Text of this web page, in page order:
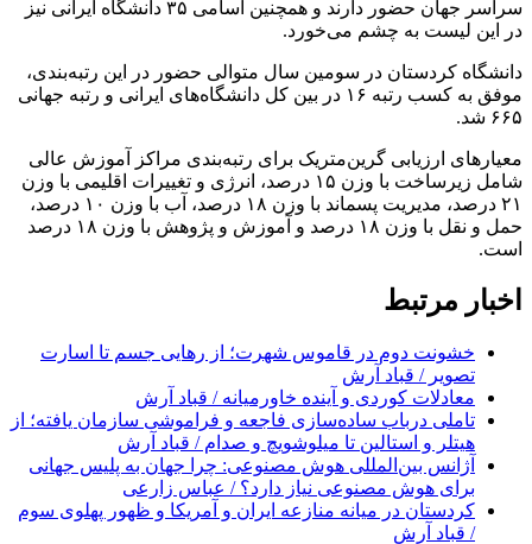
سراسر جهان حضور دارند و همچنین اسامی ۳۵ دانشگاه ایرانی نیز
در این لیست به چشم می‌خورد.
دانشگاه کردستان در سومین سال متوالی حضور در این رتبه‌بندی،
موفق به کسب رتبه ۱۶ در بین کل دانشگاه‌های ایرانی و رتبه جهانی
۶۶۵ شد.
معیارهای ارزیابی گرین‌متریک برای رتبه‌بندی مراکز آموزش عالی
شامل زیرساخت با وزن ۱۵ درصد، انرژی و تغییرات اقلیمی با وزن
۲۱ درصد، مدیریت پسماند با وزن ۱۸ درصد، آب با وزن ۱۰ درصد،
حمل و نقل با وزن ۱۸ درصد و آموزش و پژوهش با وزن ۱۸ درصد
است.
اخبار مرتبط
خشونت دوم در قاموس شهرت؛ از رهایی جسم تا اسارت
تصویر / قباد آرش
معادلات کوردی و آینده خاورمیانه / قباد آرش
تاملی درباب سادەسازی فاجعە و فراموشی سازمان یافتە؛ از
هیتلر و استالین تا میلوشویچ و صدام / قباد آرش
آژانس بین‌المللی هوش مصنوعی: چرا جهان به پلیس جهانی
برای هوش مصنوعی نیاز دارد؟ / عباس زارعی
کردستان در میانه منازعە ایران و آمریکا و ظهور پهلوی سوم
/ قباد آرش